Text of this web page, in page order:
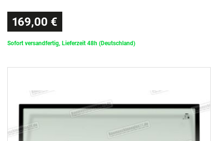
169,00 €
Sofort versandfertig, Lieferzeit 48h (Deutschland)